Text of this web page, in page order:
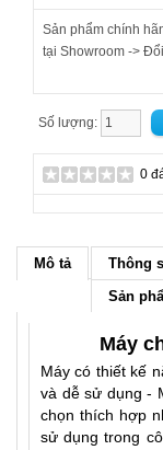
Sản phẩm chính
tại Showroom ->
Số lượng:
0
Mô tả Thông
Sản
Máy
Máy có thiết kế
và dễ sử dụng -
chọn thích hợp
sử dụng trong